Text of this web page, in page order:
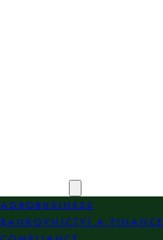
AGROBUSINESS
BANKOVNICTVÍ A FINANCE